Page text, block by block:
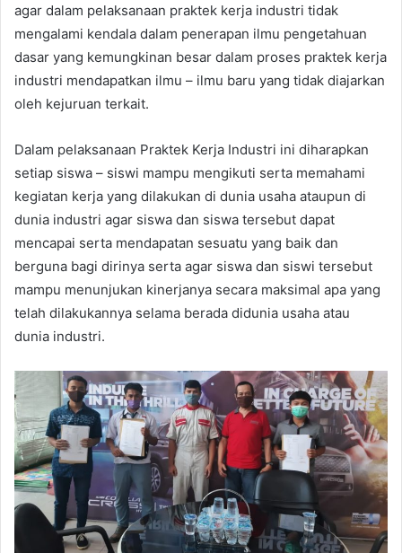
agar dalam pelaksanaan praktek kerja industri tidak
mengalami kendala dalam penerapan ilmu pengetahuan
dasar yang kemungkinan besar dalam proses praktek kerja
industri mendapatkan ilmu – ilmu baru yang tidak diajarkan
oleh kejuruan terkait.
Dalam pelaksanaan Praktek Kerja Industri ini diharapkan
setiap siswa – siswi mampu mengikuti serta memahami
kegiatan kerja yang dilakukan di dunia usaha ataupun di
dunia industri agar siswa dan siswa tersebut dapat
mencapai serta mendapatan sesuatu yang baik dan
berguna bagi dirinya serta agar siswa dan siswi tersebut
mampu menunjukan kinerjanya secara maksimal apa yang
telah dilakukannya selama berada didunia usaha atau
dunia industri.